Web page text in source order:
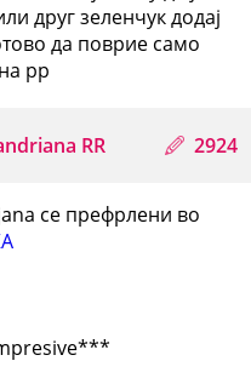
друг зеленчук додај
да поврие само
рр
RR 2924
се префрлени во